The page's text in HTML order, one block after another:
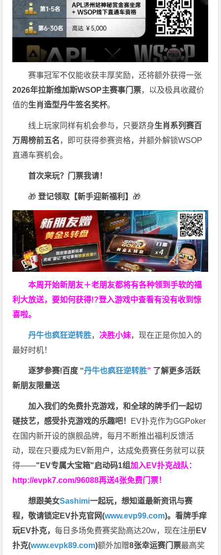
赛事冠军不仅能收获丰厚奖励，还将额外获得一张
2026年拉斯维加斯WSOP主赛事门票，以及极具收藏价
值的生肖造型丹牛签名奖杯。
线上玩家同样有机会参与，只要跻身生肖系列赛百
万周榜前五名，即可获得参赛资格，并额外解锁WSOP
直通车赛机会。
首次来玩？门票我请！
🎁 登记领取【新手迎新福利】 🎁
本周开始新朋友＋老朋友都将有各种领到手软的福
利大放送，要如何获得!?登入游戏中查看有没有收到惊
喜啦。
丹牛也疯狂逆转胜， 决胜小妹，现在正是你加入的
最好时机！
逐梦参赛!百度 “丹牛也疯狂逆转胜” 了解更多活跃
新朋友限量送
加入我们的免费扑克游戏，和全球的牌手们一起切
磋技艺，感受扑克游戏的乐趣吧！ EV扑克作为GGPoker
在国内新开设的旗舰品牌，每月不断推出福利反馈活
动，现在只要成为EV新用户，达成免费赛任务就可以获
得——"EV专属大宝箱"启动码1组加入EV扑克战队：
http://evpk7.com/96088再送4张免费门票！
想跟美女Sashimi一起玩，想知道最新资讯与赛
程，敬请锁定EV扑克官网(www.evp99.com)。看牌手痒
玩EV扑克，每日多场免费赛奖励高达20w，现在注册EV
扑克(www.evpk89.com)额外加赠8张幸运赛门票最高奖